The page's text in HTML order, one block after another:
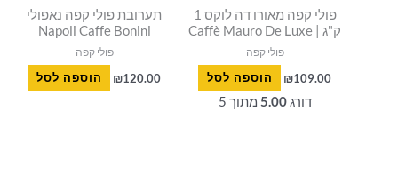
פולי קפה מאורו דה לוקס 1
ק"ג | Caffè Mauro De Luxe
פולי קפה
₪109.00 הוספה לסל
דורג5.00 מתוך 5
תערובת פולי קפה נאפולי
Napoli Caffe Bonini
פולי קפה
₪120.00 הוספה לסל